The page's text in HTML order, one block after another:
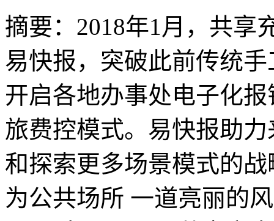
摘要：2018年1月，共享
易快报，突破此前传统
开启各地办事处电子化
旅费控模式。易快报助
和探索更多场景模式的
为公共场所 一道亮丽的